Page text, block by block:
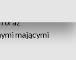
oraz
mającymi